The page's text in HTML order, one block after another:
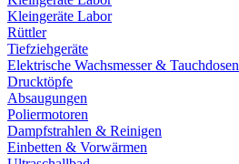
Kleingeräte Labor
Rüttler
Tiefziehgeräte
Elektrische Wachsmesser & Tauchdosen
Drucktöpfe
Absaugungen
Poliermotoren
Dampfstrahlen & Reinigen
Einbetten & Vorwärmen